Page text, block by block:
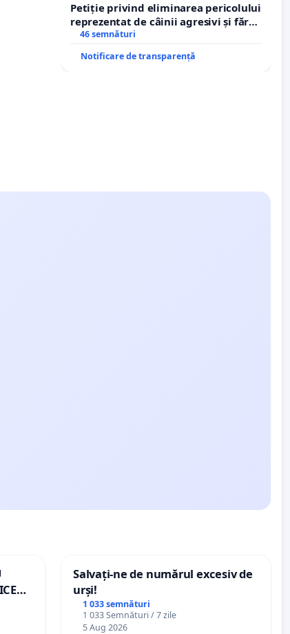
Petiție privind eliminarea pericolului
reprezentat de câinii agresivi și fără
stăpân din comuna Tunari
46 semnături
Notificare de transparență
Salvați-ne de numărul excesiv de
urși!
1 033 semnături
1 033 Semnături / 7 zile
5 Aug 2026